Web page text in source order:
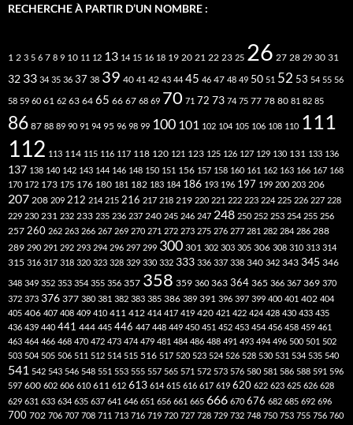
RECHERCHE À PARTIR D’UN NOMBRE :
1 2 3 5 6 7 8 9 10 11 12 13 14 15 16 18 19 20 21 22 23 25 26 27 28 29 30 31
32 33 34 35 36 37 38 39 40 41 42 43 44 45 46 47 48 49 50 51 52 53 54 55 56
58 59 60 61 62 63 64 65 66 67 68 69 70 71 72 73 74 75 77 78 80 81 82 85
86 87 88 89 90 91 94 95 96 98 99 100 101 102 104 105 106 108 110 111
112 113 114 115 116 117 118 120 121 123 125 126 127 129 130 131 133 136
137 138 140 142 143 144 146 148 150 151 156 157 158 160 161 162 163 166 167 168
170 172 173 175 176 180 181 182 183 184 186 193 196 197 199 200 203 206
207 208 209 212 214 215 216 217 218 219 220 221 222 223 224 225 226 227 228
229 230 231 232 233 235 236 237 240 245 246 247 248 250 252 253 254 255 256
257 260 262 263 266 267 269 270 271 272 273 275 276 277 281 282 284 286 288
289 290 291 292 293 294 296 297 299 300 301 302 303 305 306 308 310 313 314
315 316 317 318 320 323 328 329 330 332 333 336 337 338 340 342 343 345 346
348 349 352 353 354 355 356 357 358 359 360 363 364 365 366 367 369 370
372 373 376 377 380 381 382 383 385 386 389 391 396 397 399 400 401 402 404
405 406 407 408 409 410 411 412 414 417 419 420 421 422 424 428 430 433 435
436 439 440 441 444 445 446 447 448 449 450 451 452 453 454 456 458 459 461
463 464 466 468 470 472 473 474 479 481 484 486 488 491 493 494 496 500 501 502
503 504 505 506 511 512 514 515 516 517 520 523 524 526 528 530 531 534 535 540
541 542 543 546 548 551 553 555 557 565 571 572 573 576 580 581 586 588 591 596
597 600 602 606 610 611 612 613 614 615 616 617 619 620 622 623 625 626 628
629 631 633 634 635 637 641 646 651 656 661 665 666 670 676 682 685 692 696
700 702 706 707 708 711 713 716 719 720 727 728 729 732 748 750 753 755 756 760